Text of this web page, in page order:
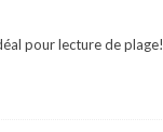
pour lecture de plage!